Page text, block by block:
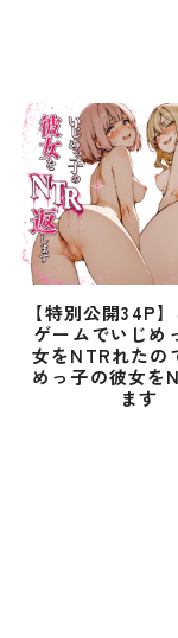
【特別公開34P
ゲームでいじめ
女をNTRれたの
めっ子の彼女を
ます